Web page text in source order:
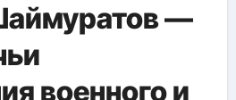
—
военного и